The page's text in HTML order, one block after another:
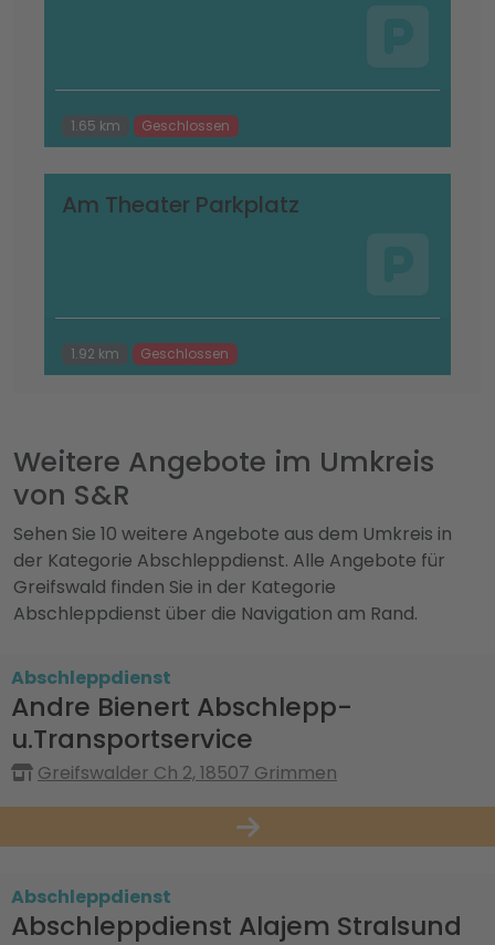
1.65 km Geschlossen
Am Theater Parkplatz
1.92 km Geschlossen
Weitere Angebote im Umkreis
von S&R
Sehen Sie 10 weitere Angebote aus dem Umkreis in
der Kategorie Abschleppdienst. Alle Angebote für
Greifswald finden Sie in der Kategorie
Abschleppdienst über die Navigation am Rand.
Abschleppdienst
Andre Bienert Abschlepp-
u.Transportservice
Greifswalder Ch 2, 18507 Grimmen
Abschleppdienst
Abschleppdienst Alajem Stralsund